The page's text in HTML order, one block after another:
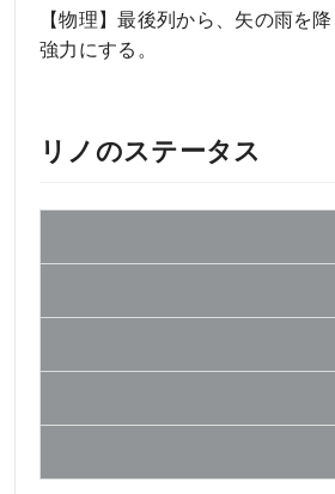
【物理】最後列から、矢の雨を
強力にする。
リノのステータス